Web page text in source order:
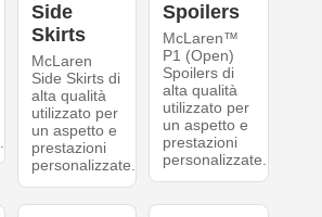
Side
Skirts
McLaren
Side Skirts di
alta qualità
utilizzato per
un aspetto e
prestazioni
personalizzate.
Spoilers
McLaren™
P1 (Open)
Spoilers di
alta qualità
utilizzato per
un aspetto e
prestazioni
personalizzate.